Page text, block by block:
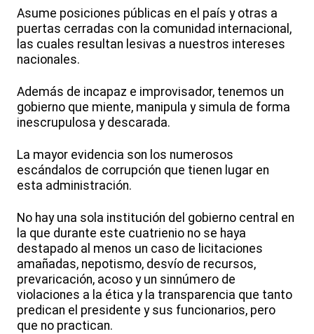
Asume posiciones públicas en el país y otras a
puertas cerradas con la comunidad internacional,
las cuales resultan lesivas a nuestros intereses
nacionales.
Además de incapaz e improvisador, tenemos un
gobierno que miente, manipula y simula de forma
inescrupulosa y descarada.
La mayor evidencia son los numerosos
escándalos de corrupción que tienen lugar en
esta administración.
No hay una sola institución del gobierno central en
la que durante este cuatrienio no se haya
destapado al menos un caso de licitaciones
amañadas, nepotismo, desvío de recursos,
prevaricación, acoso y un sinnúmero de
violaciones a la ética y la transparencia que tanto
predican el presidente y sus funcionarios, pero
que no practican.